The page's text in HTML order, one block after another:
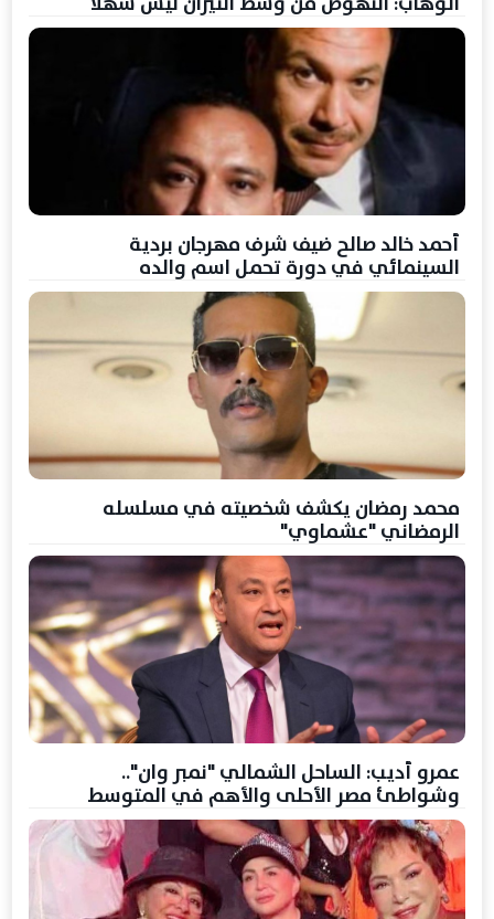
أحمد خالد صالح ضيف شرف مهرجان بردية
السينمائي في دورة تحمل اسم والده
محمد رمضان يكشف شخصيته في مسلسله
الرمضاني "عشماوي"
عمرو أديب: الساحل الشمالي "نمبر وان"..
وشواطئ مصر الأحلى والأهم في المتوسط